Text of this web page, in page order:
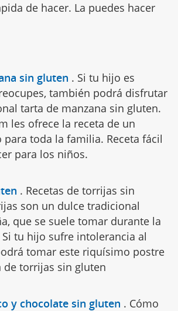
de hacer. La puedes hacer
sin gluten . Si tu hijo es
también podrá disfrutar
tarta de manzana sin gluten.
les ofrece la receta de un
toda la familia. Receta fácil
para los niños.
. Recetas de torrijas sin
son un dulce tradicional
que se suele tomar durante la
Si tu hijo sufre intolerancia al
tomar este riquísimo postre
de torrijas sin gluten
y chocolate sin gluten . Cómo